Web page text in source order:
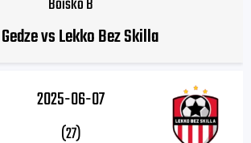
Boisko B
vs Lekko Bez Skilla
2025-06-07
(27)